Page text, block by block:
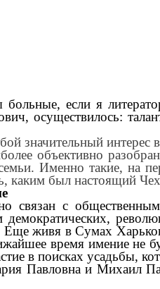
если я
осуществилось:
значительный интерес
объективно
Именно такие, на
каким был настоящий
связан с
живя в Сумах
время имение не
в поисках усадьбы,
Павловна и Михаил